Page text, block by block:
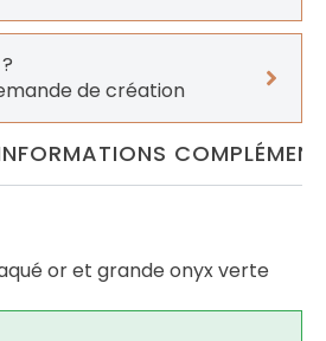
de création
or et grande onyx verte